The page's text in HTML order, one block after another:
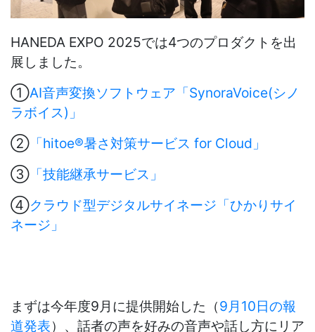
HANEDA EXPO 2025では4つのプロダクトを出
展しました。
①AI音声変換ソフトウェア「SynoraVoice(シノ
ラボイス) 」
② 「hitoe®暑さ対策サービス for Cloud 」
③ 「技能継承サービス」
④クラウド型デジタルサイネージ「ひかりサイ
ネージ」
まずは今年度9月に提供開始した（9月10日の報
道発表）、話者の声を好みの音声や話し方にリア